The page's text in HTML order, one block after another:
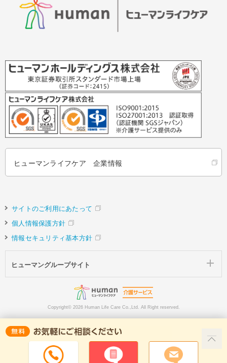
ヒューマンライフケア 企業情報
サイトのご利用にあたって
個人情報保護方針
情報セキュリティ基本方針
ヒューマングループサイト
Copyright© 2026 Human Life Care Co.,Ltd. All Right reserved.